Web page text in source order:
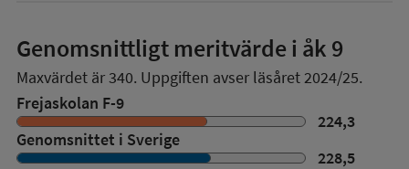
Genomsnittligt meritvärde i åk 9
Maxvärdet är 340. Uppgiften avser läsåret 2024/25.
Frejaskolan F-9
224,3
Genomsnittet i Sverige
228,5